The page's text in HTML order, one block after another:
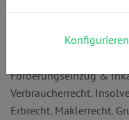
Rechtsgebiete:
Bau- &
Forderungseinzug &
Verbraucherrecht,
Erbrecht, Maklerrecht,
Konfigurieren